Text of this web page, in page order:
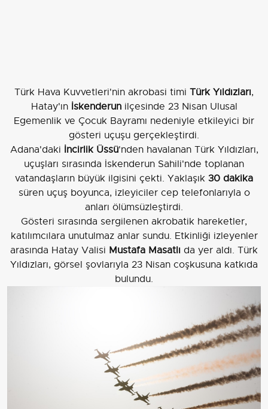
Türk Hava Kuvvetleri'nin akrobasi timi Türk Yıldızları,
Hatay'ın İskenderunilçesinde 23 Nisan Ulusal
Egemenlik ve Çocuk Bayramı nedeniyle etkileyici bir
gösteri uçuşu gerçekleştirdi.
Adana'daki İncirlik Üssü'nden havalanan Türk Yıldızları,
uçuşları sırasında İskenderun Sahili'nde toplanan
vatandaşların büyük ilgisini çekti. Yaklaşık 30 dakika
süren uçuş boyunca, izleyiciler cep telefonlarıyla o
anları ölümsüzleştirdi.
Gösteri sırasında sergilenen akrobatik hareketler,
katılımcılara unutulmaz anlar sundu. Etkinliği izleyenler
arasında Hatay Valisi Mustafa Masatlı da yer aldı. Türk
Yıldızları, görsel şovlarıyla 23 Nisan coşkusuna katkıda
bulundu.